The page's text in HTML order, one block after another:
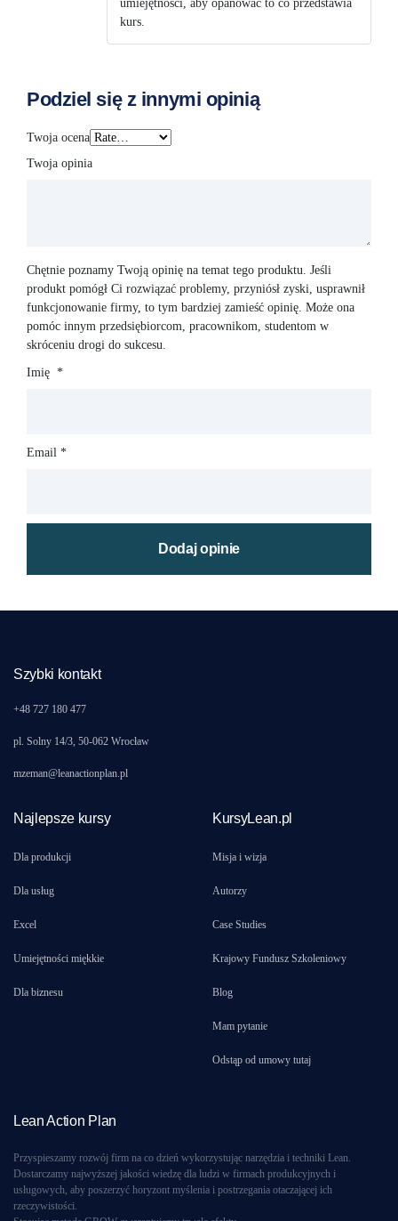
umiejętności, aby opanować to co przedstawia
kurs.
Podziel się z innymi opinią
Twoja ocena
Twoja opinia
Chętnie poznamy Twoją opinię na temat tego produktu. Jeśli
produkt pomógł Ci rozwiązać problemy, przyniósł zyski, usprawnił
funkcjonowanie firmy, to tym bardziej zamieść opinię. Może ona
pomóc innym przedsiębiorcom, pracownikom, studentom w
skróceniu drogi do sukcesu.
Imię *
Email *
Szybki kontakt
+48 727 180 477
pl. Solny 14/3, 50-062 Wrocław
mzeman@leanactionplan.pl
Najlepsze kursy
Dla produkcji
Dla usług
Excel
Umiejętności miękkie
Dla biznesu
KursyLean.pl
Misja i wizja
Autorzy
Case Studies
Krajowy Fundusz Szkoleniowy
Blog
Mam pytanie
Odstąp od umowy tutaj
Lean Action Plan
Przyspieszamy rozwój firm na co dzień wykorzystując narzędzia i techniki Lean.
Dostarczamy najwyższej jakości wiedzę dla ludzi w firmach produkcyjnych i
usługowych, aby poszerzyć horyzont myślenia i postrzegania otaczającej ich
rzeczywistości.